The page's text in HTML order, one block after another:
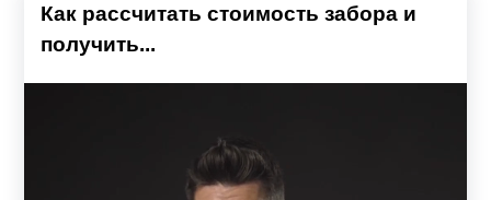
Как рассчитать стоимость забора и
получить...